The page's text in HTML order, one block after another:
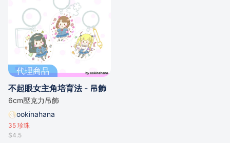
代理商品
不起眼女主角培育法 - 吊飾
6cm壓克力吊飾
ookinahana
35 珍珠
$4.5